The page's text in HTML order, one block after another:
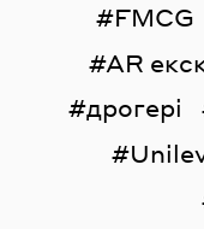
FMCG
AR
дрогері